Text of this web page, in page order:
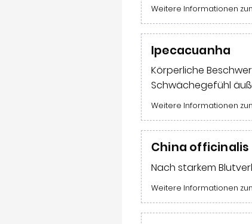
Weitere Informationen
Ipecacuanha
Körperliche
Schwächegefühl
Weitere Informationen
China officinalis
Nach starkem
Weitere Informationen